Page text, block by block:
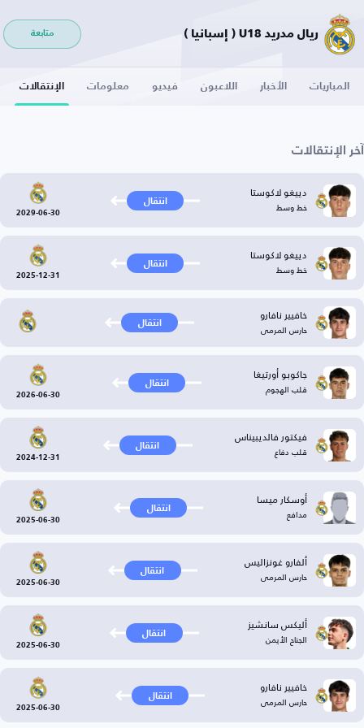
ريال مدريد U18 ( إسبانيا ) متابعة
المباريات الأخبار اللاعبون فيديو معلومات الإنتقالات
آخر الإنتقالات
دييغو لاكوستا
خط وسط انتقال
2029-06-30
دييغو لاكوستا
خط وسط انتقال
2025-12-31
خافيير نافارو
حارس المرمى انتقال
جاكوبو أورتيغا
قلب الهجوم انتقال
2026-06-30
فيكتور فالديبيناس
قلب دفاع انتقال
2024-12-31
أوسكار ميسا
مدافع انتقال
2025-06-30
ألفارو غونزاليس
حارس المرمى انتقال
2025-06-30
أليكس سانشيز
الجناح الأيمن انتقال
2025-06-30
خافيير نافارو
حارس المرمى انتقال
2025-06-30